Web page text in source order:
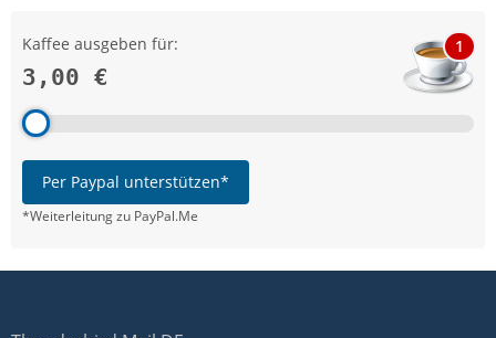
Kaffee ausgeben für:
3,00 €
1
Per Paypal unterstützen*
*Weiterleitung zu PayPal.Me